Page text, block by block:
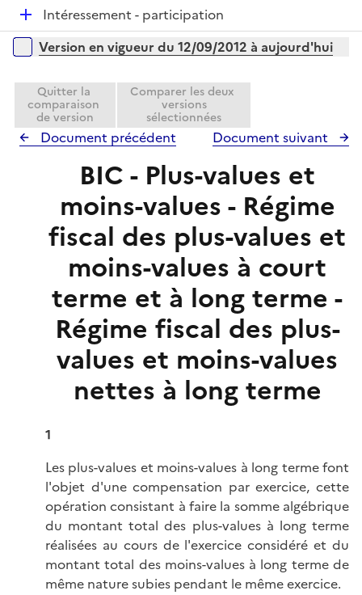
r
e
r
D
é
p
e
r
Intéressement - participation
Versions sur la période
Version en vigueur du 12/09/2012 à aujourd'hui
Quitter la
comparaison
de version
Comparer les deux
versions
sélectionnées
Document précédent Document suivant
BIC - Plus-values et
moins-values - Régime
fiscal des plus-values et
moins-values à court
terme et à long terme -
Régime fiscal des plus-
values et moins-values
nettes à long terme
1
Les plus-values et moins-values à long terme font
l'objet d'une compensation par exercice, cette
opération consistant à faire la somme algébrique
du montant total des plus-values à long terme
réalisées au cours de l'exercice considéré et du
montant total des moins-values à long terme de
même nature subies pendant le même exercice.